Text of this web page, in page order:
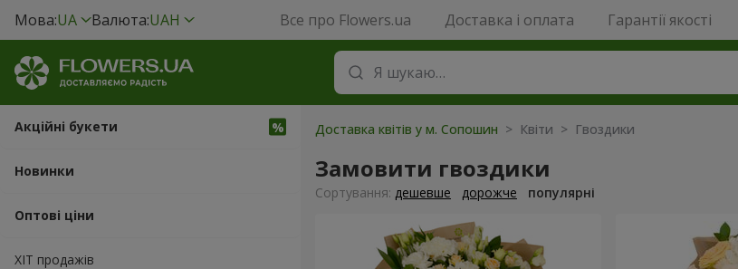
Мова:UA Валюта:UAH Все про Flowers.ua Доставка і оплата Гарантії якості
Акційні букети
Новинки
Оптові ціни
ХІТ продажів
Доставка квітів у м. Сопошин > Квіти > Гвоздики
Замовити гвоздики
Сортування: дешевше дорожче популярні